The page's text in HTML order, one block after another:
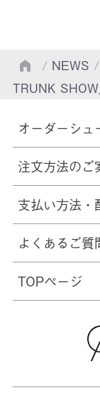
/ NEWS /
TRUNK
オーダーシュ
注文方法のご
支払い方法・
よくあるご質
TOPページ